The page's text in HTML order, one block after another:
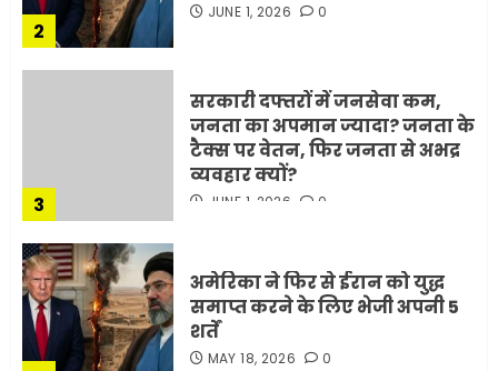
2
JUNE 1, 2026 0
3
सरकारी दफ्तरों में जनसेवा कम,
जनता का अपमान ज्यादा? जनता के
टैक्स पर वेतन, फिर जनता से अभद्र
व्यवहार क्यों?
JUNE 1, 2026 0
अमेरिका ने फिर से ईरान को युद्ध
समाप्त करने के लिए भेजी अपनी 5
शर्तें
MAY 18, 2026 0